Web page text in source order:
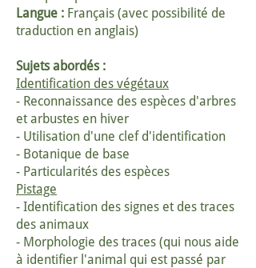
Langue : Français (avec possibilité de
traduction en anglais)
Sujets abordés :
Identification des végétaux
- Reconnaissance des espèces d'arbres
et arbustes en hiver
- Utilisation d'une clef d'identification
- Botanique de base
- Particularités des espèces
Pistage
- Identification des signes et des traces
des animaux
- Morphologie des traces (qui nous aide
à identifier l'animal qui est passé par